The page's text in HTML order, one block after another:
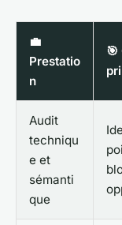
💼
Prestatio
n
Audit
techniqu
e et
sémanti
que